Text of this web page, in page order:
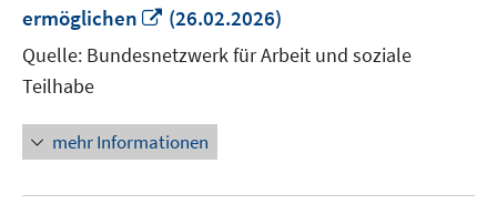
ermöglichen
In
neuem
Fenster
(26.02.2026)
Quelle: Bundesnetzwerk für Arbeit und soziale
Teilhabe
mehr Informationen